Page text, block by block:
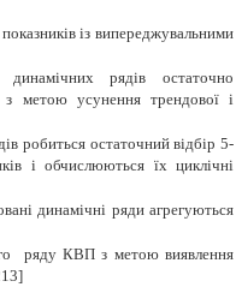
із випереджувальними
динамічних рядів остаточно
з метою усунення трендової і
робиться остаточний відбір 5-
і обчислюються їх циклічні
динамічні ряди агрегуються
ряду КВП з метою виявлення